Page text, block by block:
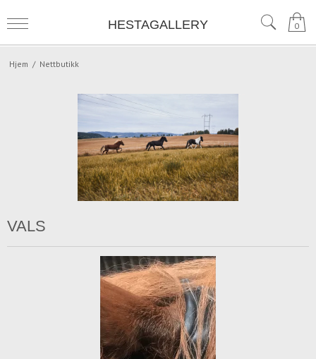
HESTAGALLERY 0
Hjem / Nettbutikk
VALS